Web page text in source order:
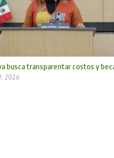
busca transparentar costos y
2026